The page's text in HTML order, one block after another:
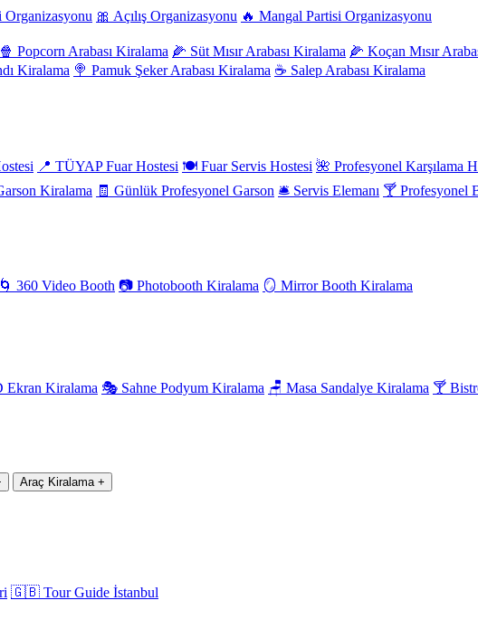
🎀 Açılış Organizasyonu 🔥 Mangal Partisi Organizasyonu
🍿 Popcorn Arabası Kiralama 🌽 Süt Mısır Arabası Kiralama 🌽 Koçan Mısır
Kiralama 🍭 Pamuk Şeker Arabası Kiralama ☕ Salep Arabası Kiralama
📍 TÜYAP Fuar Hostesi 🍽️ Fuar Servis Hostesi 🌺 Profesyonel Karşılama
Kiralama 🧾 Günlük Profesyonel Garson 🛎️ Servis Elemanı 🍸 Profesyonel
🌀 360 Video Booth 📷 Photobooth Kiralama 🪞 Mirror Booth Kiralama
Ekran Kiralama 🎭 Sahne Podyum Kiralama 🪑 Masa Sandalye Kiralama 🍸
Araç Kiralama +
🇬🇧 Tour Guide İstanbul